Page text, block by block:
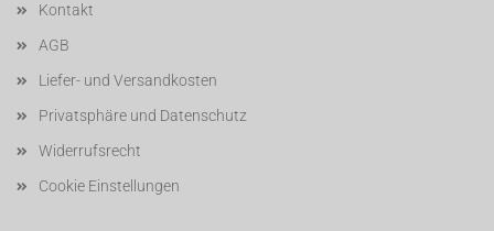
Kontakt
AGB
Liefer- und Versandkosten
Privatsphäre und Datenschutz
Widerrufsrecht
Cookie Einstellungen